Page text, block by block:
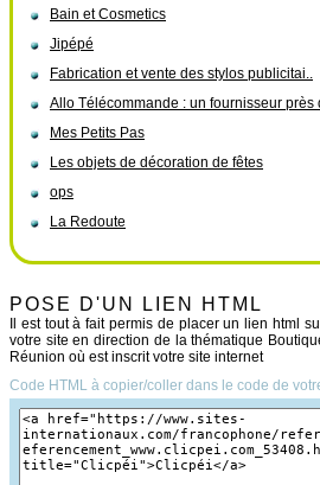
Bain et Cosmetics
Jipépé
Fabrication et vente des stylos publicitai..
Allo Télécommande : un fournisseur près
Mes Petits Pas
Les objets de décoration de fêtes
ops
La Redoute
POSE D'UN LIEN HTML
Il est tout à fait permis de placer un lien html
votre site en direction de la thématique
Réunion où est inscrit votre site internet
Code HTML à copier/coller dans le code de